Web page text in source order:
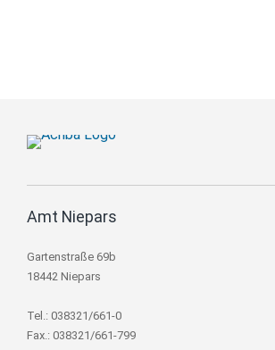
Amt Niepars
Gartenstraße 69b
18442 Niepars
Tel.: 038321/661-0
Fax.: 038321/661-799